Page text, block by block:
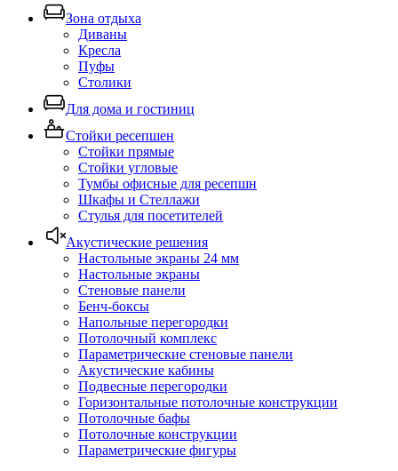
Зона отдыха
Диваны
Кресла
Пуфы
Столики
Для дома и гостиниц
Стойки ресепшен
Стойки прямые
Стойки угловые
Тумбы офисные для ресепшн
Шкафы и Стеллажи
Стулья для посетителей
Акустические решения
Настольные экраны 24 мм
Настольные экраны
Стеновые панели
Бенч-боксы
Напольные перегородки
Потолочный комплекс
Параметрические стеновые панели
Акустические кабины
Подвесные перегородки
Горизонтальные потолочные конструкции
Потолочные бафы
Потолочные конструкции
Параметрические фигуры